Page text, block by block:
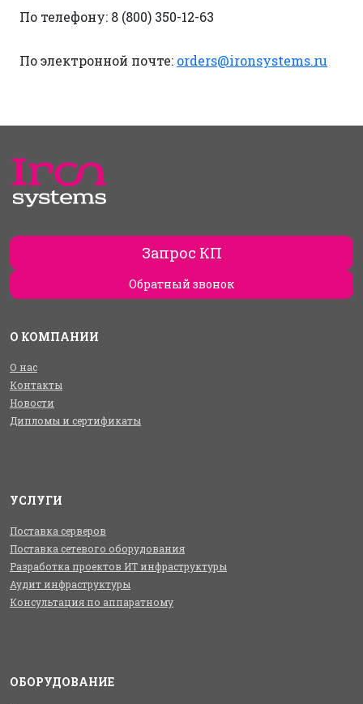
По телефону: 8 (800) 350-12-63
По электронной почте: orders@ironsystems.ru
Запрос КП
Обратный звонок
О КОМПАНИИ
О нас
Контакты
Новости
Дипломы и сертификаты
УСЛУГИ
Поставка серверов
Поставка сетевого оборудования
Разработка проектов ИТ инфраструктуры
Аудит инфраструктуры
Консультация по аппаратному
ОБОРУДОВАНИЕ